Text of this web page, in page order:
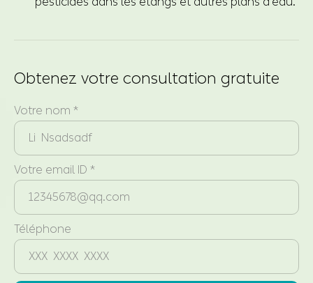
Obtenez votre consultation gratuite
Votre nom *
Votre email ID *
Téléphone